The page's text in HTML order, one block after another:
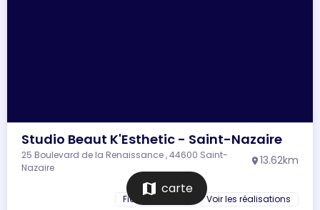
Studio Beaut K'Esthetic - Saint-Nazaire
25 Boulevard de la Renaissance , 44600 Saint-
Nazaire
location_on 13.62km
Fiche du salon Voir les réalisations
map carte